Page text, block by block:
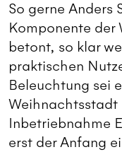
So gerne Anders
Komponente der
betont, so klar
praktischen
Beleuchtung sei
Weihnachtsstadt
Inbetriebnahme
erst der Anfang